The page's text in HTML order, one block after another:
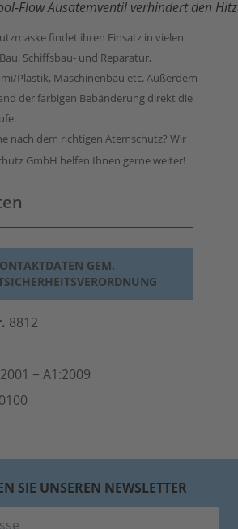
Flow Ausatemventil verhindert den
findet ihren Einsatz in vielen
Schiffsbau- und Reparatur,
Plastik, Maschinenbau etc. Außerdem
der farbigen Bebänderung direkt die
nach dem richtigen Atemschutz? Wir
GmbH helfen Ihnen gerne weiter!
GEM.
8812
+ A1:2009
SIE UNSEREN NEWSLETTER